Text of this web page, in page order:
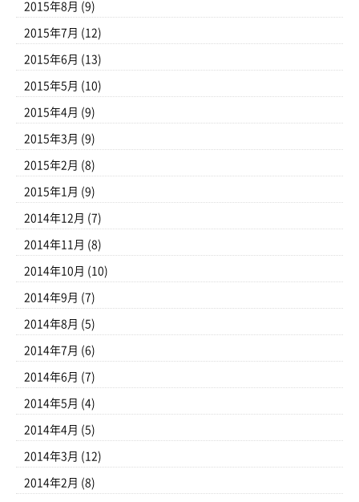
2015年8月 (9)
2015年7月 (12)
2015年6月 (13)
2015年5月 (10)
2015年4月 (9)
2015年3月 (9)
2015年2月 (8)
2015年1月 (9)
2014年12月 (7)
2014年11月 (8)
2014年10月 (10)
2014年9月 (7)
2014年8月 (5)
2014年7月 (6)
2014年6月 (7)
2014年5月 (4)
2014年4月 (5)
2014年3月 (12)
2014年2月 (8)